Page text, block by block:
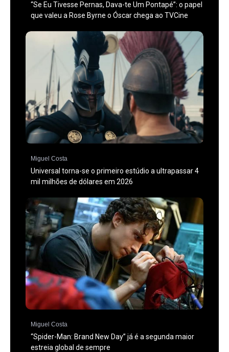
“Se Eu Tivesse Pernas, Dava-te Um Pontapé”: o papel
que valeu a Rose Byrne o Óscar chega ao TVCine
Miguel Costa
Universal torna-se o primeiro estúdio a ultrapassar 4
mil milhões de dólares em 2026
Miguel Costa
“Spider-Man: Brand New Day” já é a segunda maior
estreia global de sempre